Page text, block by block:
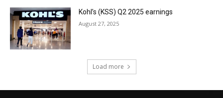
Kohl’s (KSS) Q2 2025 earnings
August 27, 2025
Load more